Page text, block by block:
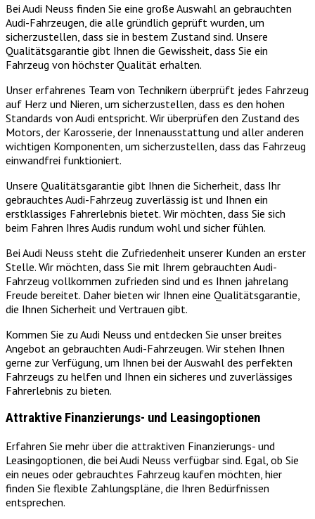
Bei Audi Neuss finden Sie eine große Auswahl an gebrauchten
Audi-Fahrzeugen, die alle gründlich geprüft wurden, um
sicherzustellen, dass sie in bestem Zustand sind. Unsere
Qualitätsgarantie gibt Ihnen die Gewissheit, dass Sie ein
Fahrzeug von höchster Qualität erhalten.
Unser erfahrenes Team von Technikern überprüft jedes Fahrzeug
auf Herz und Nieren, um sicherzustellen, dass es den hohen
Standards von Audi entspricht. Wir überprüfen den Zustand des
Motors, der Karosserie, der Innenausstattung und aller anderen
wichtigen Komponenten, um sicherzustellen, dass das Fahrzeug
einwandfrei funktioniert.
Unsere Qualitätsgarantie gibt Ihnen die Sicherheit, dass Ihr
gebrauchtes Audi-Fahrzeug zuverlässig ist und Ihnen ein
erstklassiges Fahrerlebnis bietet. Wir möchten, dass Sie sich
beim Fahren Ihres Audis rundum wohl und sicher fühlen.
Bei Audi Neuss steht die Zufriedenheit unserer Kunden an erster
Stelle. Wir möchten, dass Sie mit Ihrem gebrauchten Audi-
Fahrzeug vollkommen zufrieden sind und es Ihnen jahrelang
Freude bereitet. Daher bieten wir Ihnen eine Qualitätsgarantie,
die Ihnen Sicherheit und Vertrauen gibt.
Kommen Sie zu Audi Neuss und entdecken Sie unser breites
Angebot an gebrauchten Audi-Fahrzeugen. Wir stehen Ihnen
gerne zur Verfügung, um Ihnen bei der Auswahl des perfekten
Fahrzeugs zu helfen und Ihnen ein sicheres und zuverlässiges
Fahrerlebnis zu bieten.
Attraktive Finanzierungs- und Leasingoptionen
Erfahren Sie mehr über die attraktiven Finanzierungs- und
Leasingoptionen, die bei Audi Neuss verfügbar sind. Egal, ob Sie
ein neues oder gebrauchtes Fahrzeug kaufen möchten, hier
finden Sie flexible Zahlungspläne, die Ihren Bedürfnissen
entsprechen.